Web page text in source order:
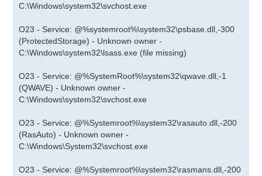
C:\Windows\system32\svchost.exe
O23 - Service: @%systemroot%\system32\psbase.dll,-300
(ProtectedStorage) - Unknown owner -
C:\Windows\system32\lsass.exe (file missing)
O23 - Service: @%SystemRoot%\system32\qwave.dll,-1
(QWAVE) - Unknown owner -
C:\Windows\system32\svchost.exe
O23 - Service: @%Systemroot%\system32\rasauto.dll,-200
(RasAuto) - Unknown owner -
C:\Windows\System32\svchost.exe
O23 - Service: @%Systemroot%\system32\rasmans.dll,-200